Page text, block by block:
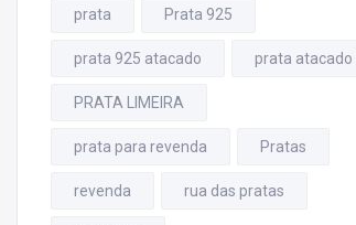
prata Prata 925
prata 925 atacado prata atacado
PRATA LIMEIRA
prata para revenda Pratas
revenda rua das pratas